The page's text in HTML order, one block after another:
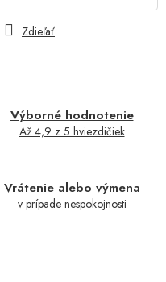
Výborné hodnotenie
Až 4,9 z 5 hviezdičiek
Vrátenie alebo výmena
v prípade nespokojnosti
Zdieľať